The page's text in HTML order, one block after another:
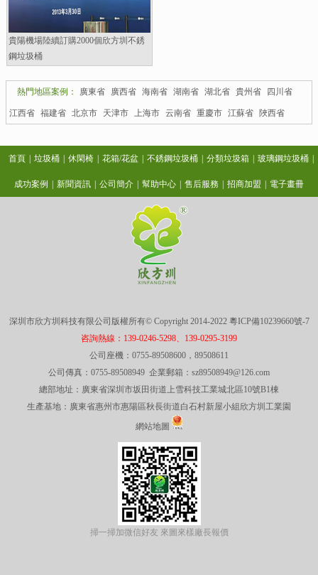
貴陽機場陸續訂購2000個欣方圳不銹
鋼垃圾桶
熱門地區案例： 廣東省 廣西省 海南省 湖南省 湖北省 貴州省 四川省
江西省 福建省 北京市 天津市 上海市 云南省 重慶市 江蘇省 陜西省
首頁 垃圾桶 休閑椅 花箱/花盆 不銹鋼垃圾桶 分類垃圾箱 玻璃鋼垃圾桶
成功案例 新聞資訊 公司簡介 幫助中心 售后服務 招商加盟 電子畫冊
深圳市欣方圳科技有限公司版權所有© Copyright 2014-2022 粵ICP備10239660號-7
咨詢熱線：139-0246-5298、139-0295-3199
公司座機：0755-89508600，89508611
公司傳真：0755-89508949 企業郵箱：sz89508949@126.com
總部地址：廣東省深圳市坂田街道上雪科技工業城北區10號B1棟
生產基地：廣東省惠州市惠陽區秋長街道白石村新屋小組欣方圳工業園
網站地圖
掃一掃加微信好友 來圖來樣廠長報價